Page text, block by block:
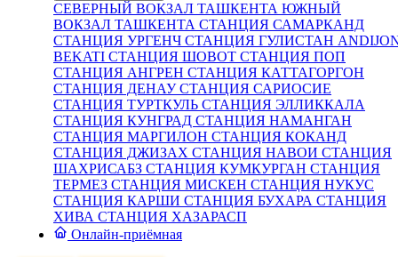
СЕВЕРНЫЙ ВОКЗАЛ ТАШКЕНТА ЮЖНЫЙ
ВОКЗАЛ ТАШКЕНТА СТАНЦИЯ САМАРКАНД
СТАНЦИЯ УРГЕНЧ СТАНЦИЯ ГУЛИСТАН
BEKATI СТАНЦИЯ ШОВОТ СТАНЦИЯ ПОП
СТАНЦИЯ АНГРЕН СТАНЦИЯ КАТТАГОРГОН
СТАНЦИЯ ДЕНАУСТАНЦИЯ САРИОСИЕ
СТАНЦИЯ ТУРТКУЛЬ СТАНЦИЯ ЭЛЛИККАЛА
СТАНЦИЯ КУНГРАД СТАНЦИЯ НАМАНГАН
СТАНЦИЯ МАРГИЛОН СТАНЦИЯ КОКАНД
СТАНЦИЯ ДЖИЗАХ СТАНЦИЯ НАВОИ СТАНЦИЯ
ШАХРИСАБЗ СТАНЦИЯ КУМКУРГАН СТАНЦИЯ
ТЕРМЕЗ СТАНЦИЯ МИСКЕН СТАНЦИЯ НУКУС
СТАНЦИЯ КАРШИ СТАНЦИЯ БУХАРА СТАНЦИЯ
ХИВА СТАНЦИЯ ХАЗАРАСП
Онлайн-приёмная